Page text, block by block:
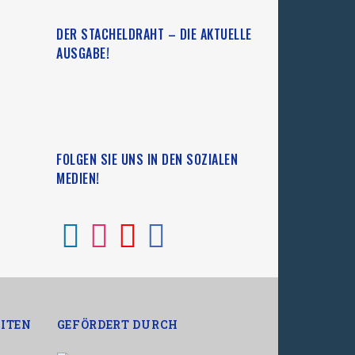
DER STACHELDRAHT – DIE AKTUELLE
AUSGABE!
FOLGEN SIE UNS IN DEN SOZIALEN
MEDIEN!
GEFÖRDERT DURCH